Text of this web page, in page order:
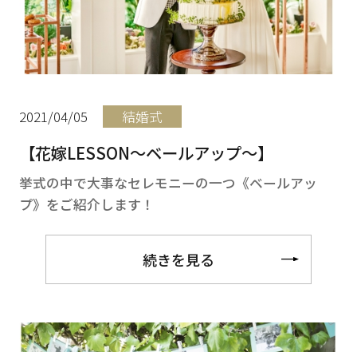
2021/04/05 結婚式
【花嫁LESSON～ベールアップ～】
挙式の中で大事なセレモニーの一つ《ベールアッ
プ》をご紹介します！
続きを見る